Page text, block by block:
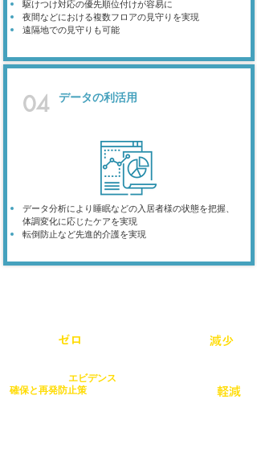
駆けつけ対応の優先順位付けが容易に
夜間などにおける複数フロアの見守りを実現
​遠隔地での見守りも可能
04 ​データの利活用
データ分析により睡眠などの入居者様の状態を把握、
体調変化に応じたケアを実現
転倒防止など先進的介護を実現
ゼロ 減少
エビデンス
確保と再発防止策が可能に 軽減